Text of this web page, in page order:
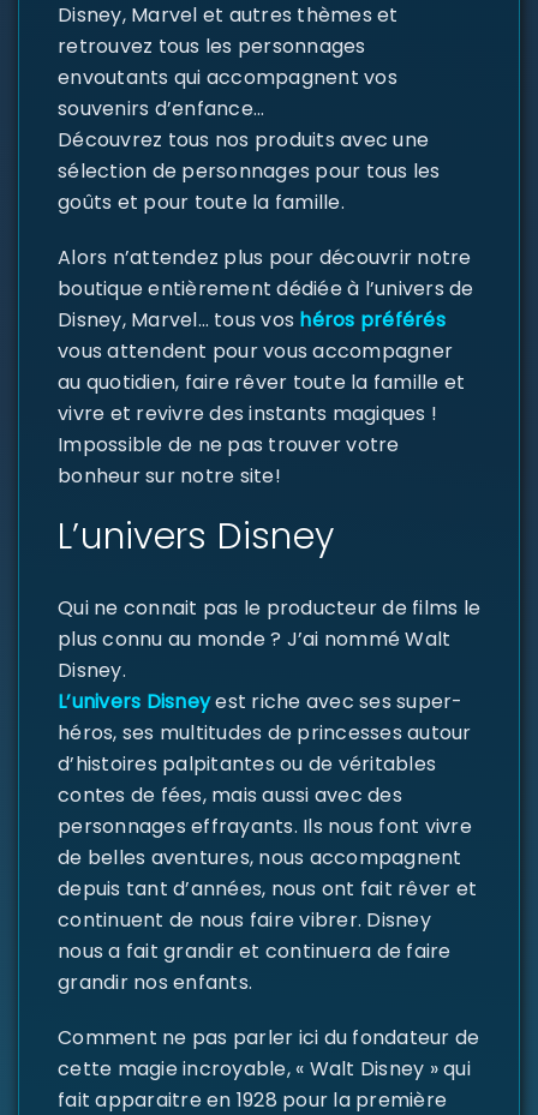
SE CONNECTER
Identifiant ou e-mail*
Mot de passe*
Se souvenir de moi
SE CONNECTER
Disney, Marvel et autres thèmes et
retrouvez tous les personnages
envoutants qui accompagnent vos
souvenirs d’enfance…
Découvrez tous nos produits avec une
sélection de personnages pour tous les
goûts et pour toute la famille.
Alors n’attendez plus pour découvrir notre
boutique entièrement dédiée à l’univers de
Disney, Marvel… tous vos héros préférés
vous attendent pour vous accompagner
au quotidien, faire rêver toute la famille et
vivre et revivre des instants magiques !
Impossible de ne pas trouver votre
bonheur sur notre site!
L’univers Disney
Qui ne connait pas le producteur de films le
plus connu au monde ? J’ai nommé Walt
Disney.
L’univers Disneyest riche avec ses super-
héros, ses multitudes de princesses autour
d’histoires palpitantes ou de véritables
contes de fées, mais aussi avec des
personnages effrayants. Ils nous font vivre
de belles aventures, nous accompagnent
depuis tant d’années, nous ont fait rêver et
continuent de nous faire vibrer. Disney
nous a fait grandir et continuera de faire
grandir nos enfants.
Comment ne pas parler ici du fondateur de
cette magie incroyable, « Walt Disney » qui
fait apparaitre en 1928 pour la première